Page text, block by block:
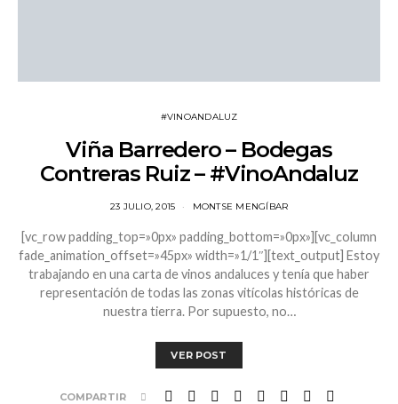
#VINOANDALUZ
Viña Barredero – Bodegas
Contreras Ruiz – #VinoAndaluz
23 JULIO, 2015 MONTSE MENGÍBAR
[vc_row padding_top=»0px» padding_bottom=»0px»][vc_column
fade_animation_offset=»45px» width=»1/1″][text_output] Estoy
trabajando en una carta de vinos andaluces y tenía que haber
representación de todas las zonas vitícolas históricas de
nuestra tierra. Por supuesto, no…
VER POST
COMPARTIR